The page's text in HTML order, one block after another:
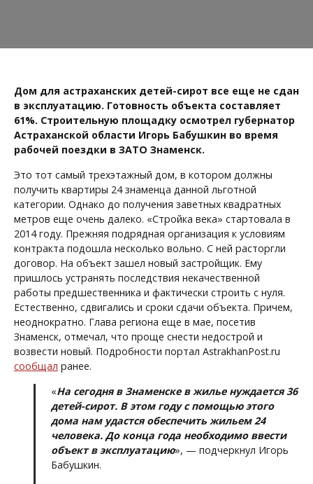
Дом для астраханских детей-сирот все еще не сдан
в эксплуатацию. Готовность объекта составляет
61%. Строительную площадку осмотрел губернатор
Астраханской области Игорь Бабушкин во время
рабочей поездки в ЗАТО Знаменск.
Это тот самый трехэтажный дом, в котором должны
получить квартиры 24 знаменца данной льготной
категории. Однако до получения заветных квадратных
метров еще очень далеко. «Стройка века» стартовала в
2014 году. Прежняя подрядная организация к условиям
контракта подошла несколько вольно. С ней расторгли
договор. На объект зашел новый застройщик. Ему
пришлось устранять последствия некачественной
работы предшественника и фактически строить с нуля.
Естественно, сдвигались и сроки сдачи объекта. Причем,
неоднократно. Глава региона еще в мае, посетив
Знаменск, отмечал, что проще снести недострой и
возвести новый. Подробности портал AstrakhanPost.ru
сообщал ранее.
«На сегодня в Знаменске в жилье нуждается 36
детей-сирот. В этом году с помощью этого
дома нам удастся обеспечить жильем 24
человека. До конца года необходимо ввести
объект в эксплуатацию», — подчеркнул Игорь
Бабушкин.